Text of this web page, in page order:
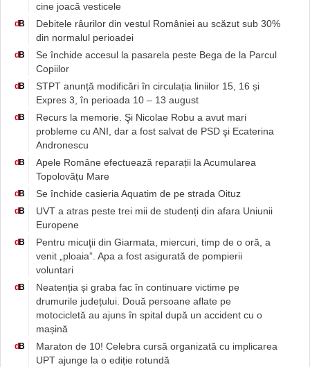
cine joacă vesticele
d B
Debitele râurilor din vestul României au scăzut sub 30%
din normalul perioadei
d B
Se închide accesul la pasarela peste Bega de la Parcul
Copiilor
d B
STPT anunță modificări în circulația liniilor 15, 16 și
Expres 3, în perioada 10 – 13 august
d B
Recurs la memorie. Şi Nicolae Robu a avut mari
probleme cu ANI, dar a fost salvat de PSD şi Ecaterina
Andronescu
d B
Apele Române efectuează reparații la Acumularea
Topolovățu Mare
d B Se închide casieria Aquatim de pe strada Oituz
d B
UVT a atras peste trei mii de studenți din afara Uniunii
Europene
d B
Pentru micuţii din Giarmata, miercuri, timp de o oră, a
venit „ploaia”. Apa a fost asigurată de pompierii
voluntari
d B
Neatenția și graba fac în continuare victime pe
drumurile județului. Două persoane aflate pe
motocicletă au ajuns în spital după un accident cu o
mașină
d B
Maraton de 10! Celebra cursă organizată cu implicarea
UPT ajunge la o ediție rotundă